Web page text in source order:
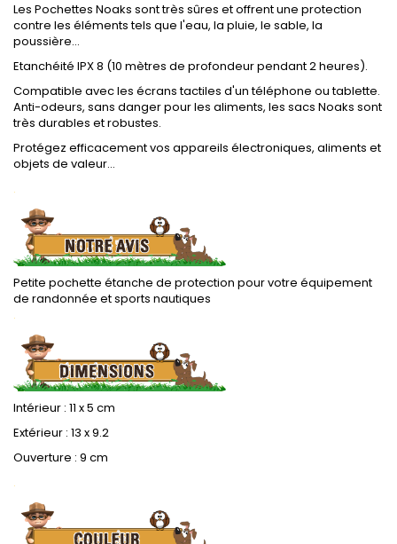
Les Pochettes Noaks sont très sûres et offrent une protection
contre les éléments tels que l'eau, la pluie, le sable, la
poussière...
Etanchéité IPX 8 (10 mètres de profondeur pendant 2 heures).
Compatible avec les écrans tactiles d'un téléphone ou tablette.
Anti-odeurs, sans danger pour les aliments, les sacs Noaks sont
très durables et robustes.
Protégez efficacement vos appareils électroniques, aliments et
objets de valeur...
.
Petite pochette étanche de protection pour votre équipement
de randonnée et sports nautiques
.
Intérieur : 11 x 5 cm
Extérieur : 13 x 9.2
Ouverture : 9 cm
.